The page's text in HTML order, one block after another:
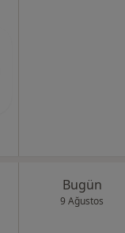
Bugün
9 Ağustos